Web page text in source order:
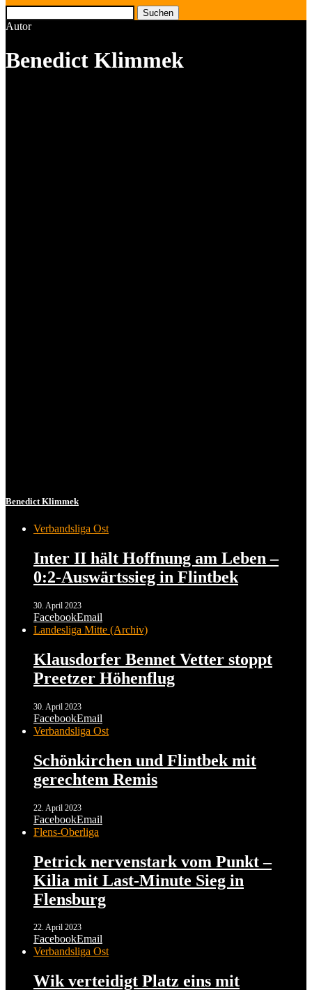
Suchen
Autor
Benedict Klimmek
Benedict Klimmek
Verbandsliga Ost
Inter II hält Hoffnung am Leben –
0:2-Auswärtssieg in Flintbek
30. April 2023
FacebookEmail
Landesliga Mitte (Archiv)
Klausdorfer Bennet Vetter stoppt
Preetzer Höhenflug
30. April 2023
FacebookEmail
Verbandsliga Ost
Schönkirchen und Flintbek mit
gerechtem Remis
22. April 2023
FacebookEmail
Flens-Oberliga
Petrick nervenstark vom Punkt –
Kilia mit Last-Minute Sieg in
Flensburg
22. April 2023
FacebookEmail
Verbandsliga Ost
Wik verteidigt Platz eins mit